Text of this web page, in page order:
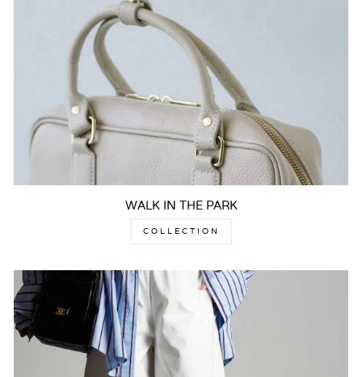
WALK IN THE PARK
COLLECTION